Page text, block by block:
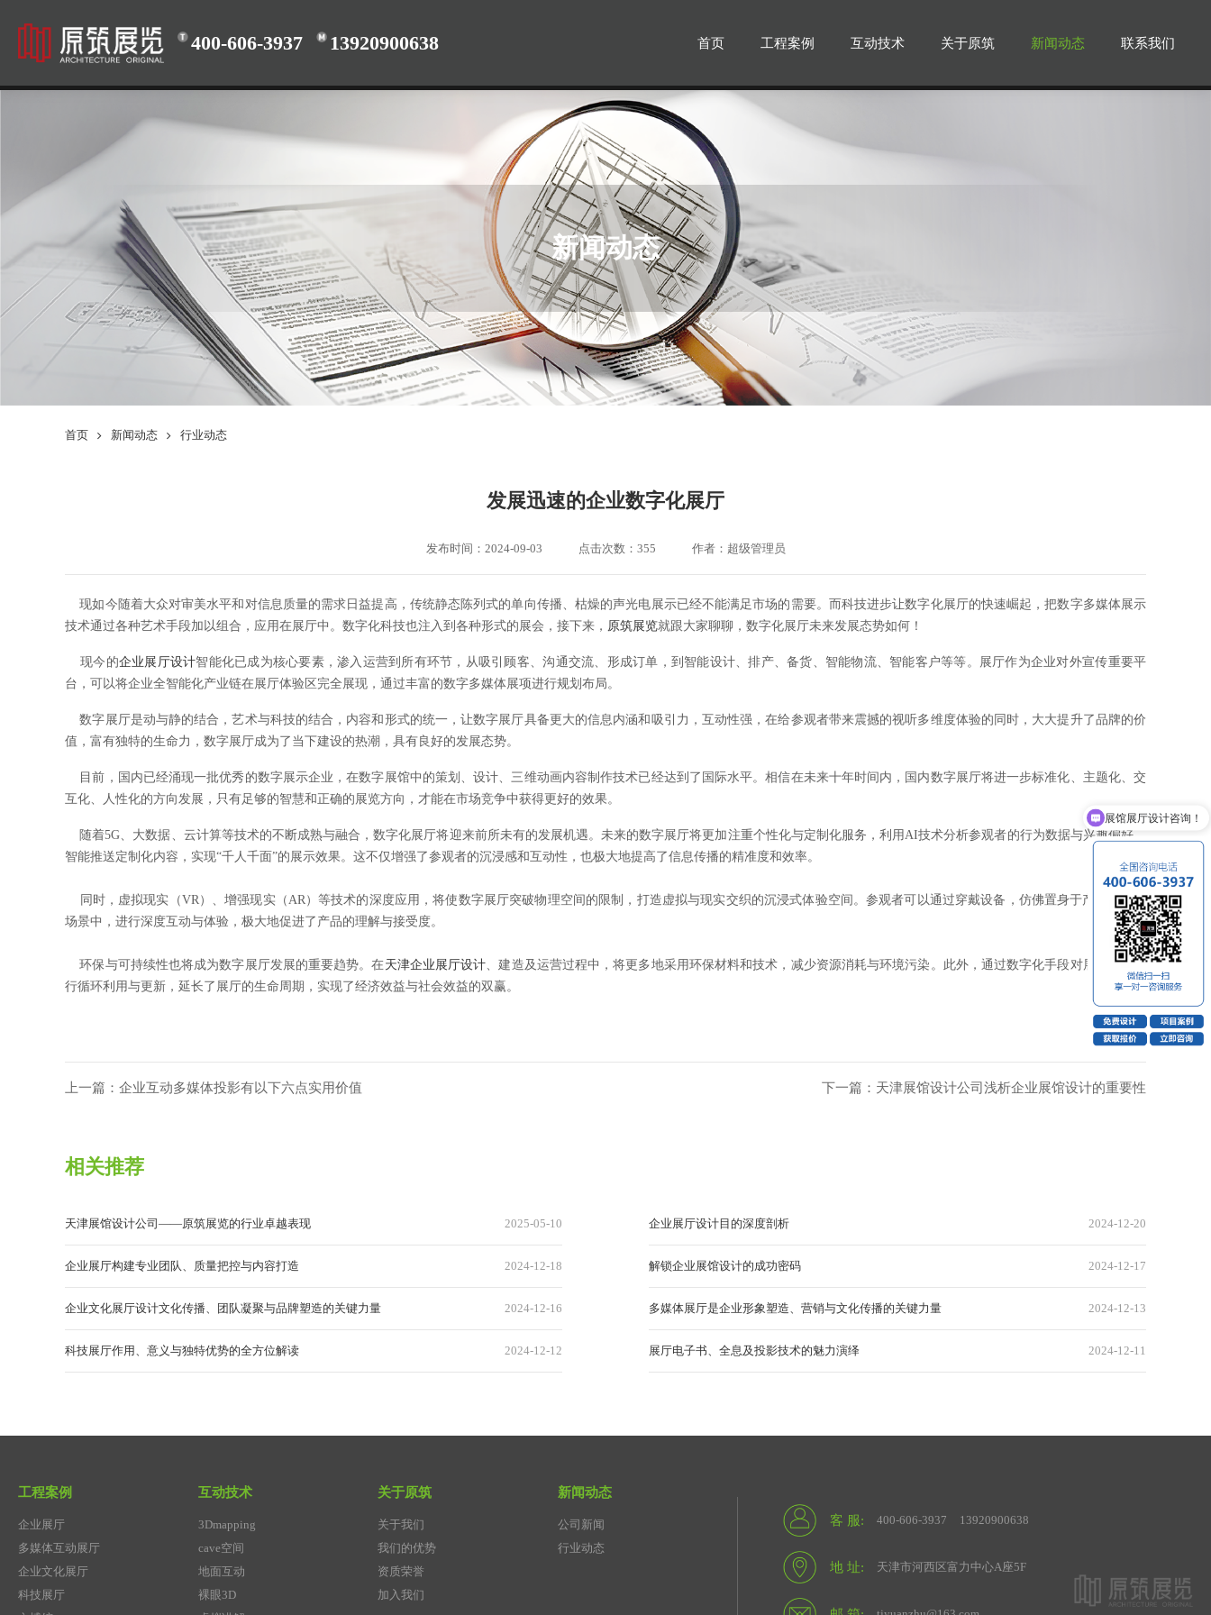
400-606-3937 13920900638 首页 工程案例 互动技术 关于原筑 新闻动态 联系我们
新闻动态
首页 新闻动态 行业动态
发展迅速的企业数字化展厅
发布时间：2024-09-03 点击次数：355 作者：超级管理员
现如今随着大众对审美水平和对信息质量的需求日益提高，传统静态陈列式的单向传播、枯燥的声光电展示已经不能满足市场的需要。而科技进步让数字化展厅的快速崛起，把数字多媒体展示
技术通过各种艺术手段加以组合，应用在展厅中。数字化科技也注入到各种形式的展会，接下来， 原筑展览就跟大家聊聊，数字化展厅未来发展态势如何！
现今的企业展厅设计智能化已成为核心要素，渗入运营到所有环节，从吸引顾客、沟通交流、形成订单，到智能设计、排产、备货、智能物流、智能客户等等。展厅作为企业对外宣传重要平
台，可以将企业全智能化产业链在展厅体验区完全展现，通过丰富的数字多媒体展项进行规划布局。
数字展厅是动与静的结合，艺术与科技的结合，内容和形式的统一，让数字展厅具备更大的信息内涵和吸引力，互动性强，在给参观者带来震撼的视听多维度体验的同时，大大提升了品牌的价
值，富有独特的生命力，数字展厅成为了当下建设的热潮，具有良好的发展态势。
目前，国内已经涌现一批优秀的数字展示企业，在数字展馆中的策划、设计、三维动画内容制作技术已经达到了国际水平。相信在未来十年时间内，国内数字展厅将进一步标准化、主题化、交
互化、人性化的方向发展，只有足够的智慧和正确的展览方向，才能在市场竞争中获得更好的效果。
随着5G、大数据、云计算等技术的不断成熟与融合，数字化展厅将迎来前所未有的发展机遇。未来的数字展厅将更加注重个性化与定制化服务，利用AI技术分析参观者的行为数据与兴趣偏好，
智能推送定制化内容，实现“千人千面”的展示效果。这不仅增强了参观者的沉浸感和互动性，也极大地提高了信息传播的精准度和效率。
同时，虚拟现实（VR）、增强现实（AR）等技术的深度应用，将使数字展厅突破物理空间的限制，打造虚拟与现实交织的沉浸式体验空间。参观者可以通过穿戴设备，仿佛置身于产品的使用
场景中，进行深度互动与体验，极大地促进了产品的理解与接受度。
环保与可持续性也将成为数字展厅发展的重要趋势。在天津企业展厅设计、建造及运营过程中，将更多地采用环保材料和技术，减少资源消耗与环境污染。此外，通过数字化手段对展览内容进
行循环利用与更新，延长了展厅的生命周期，实现了经济效益与社会效益的双赢。
上一篇：企业互动多媒体投影有以下六点实用价值 下一篇：天津展馆设计公司浅析企业展馆设计的重要性
相关推荐
天津展馆设计公司——原筑展览的行业卓越表现 2025-05-10 企业展厅设计目的深度剖析 2024-12-20
企业展厅构建专业团队、质量把控与内容打造 2024-12-18 解锁企业展馆设计的成功密码 2024-12-17
企业文化展厅设计文化传播、团队凝聚与品牌塑造的关键力量 2024-12-16 多媒体展厅是企业形象塑造、营销与文化传播的关键力量 2024-12-13
科技展厅作用、意义与独特优势的全方位解读 2024-12-12 展厅电子书、全息及投影技术的魅力演绎 2024-12-11
工程案例
企业展厅
多媒体互动展厅
企业文化展厅
科技展厅
互动技术
3Dmapping
cave空间
地面互动
裸眼3D
关于原筑
关于我们
我们的优势
资质荣誉
加入我们
新闻动态
公司新闻
行业动态
客 服: 400-606-3937 13920900638
地 址: 天津市河西区富力中心A座5F
企业展厅怎么收费？